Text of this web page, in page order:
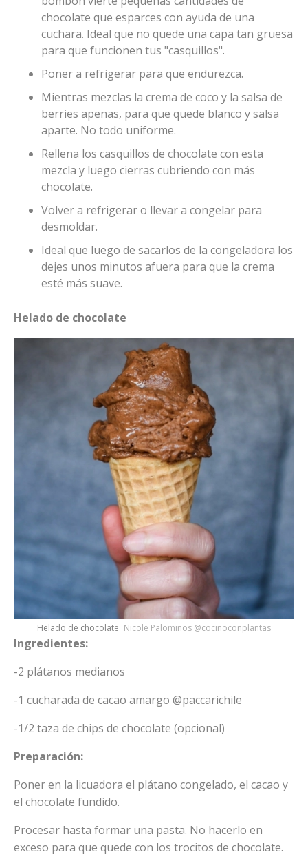
chocolate que esparces con ayuda de una
cuchara. Ideal que no quede una capa tan gruesa
para que funcionen tus "casquillos".
Poner a refrigerar para que endurezca.
Mientras mezclas la crema de coco y la salsa de
berries apenas, para que quede blanco y salsa
aparte. No todo uniforme.
Rellena los casquillos de chocolate con esta
mezcla y luego cierras cubriendo con más
chocolate.
Volver a refrigerar o llevar a congelar para
desmoldar.
Ideal que luego de sacarlos de la congeladora los
dejes unos minutos afuera para que la crema
esté más suave.
Helado de chocolate
Helado de chocolate Nicole Palominos @cocinoconplantas
Ingredientes:
-2 plátanos medianos
-1 cucharada de cacao amargo @paccarichile
-1/2 taza de chips de chocolate (opcional)
Preparación:
Poner en la licuadora el plátano congelado, el cacao y
el chocolate fundido.
Procesar hasta formar una pasta. No hacerlo en
exceso para que quede con los trocitos de chocolate.